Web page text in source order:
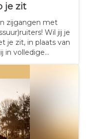
je zit
zijgangen met
Wil jij je
je zit, in plaats van
in volledige